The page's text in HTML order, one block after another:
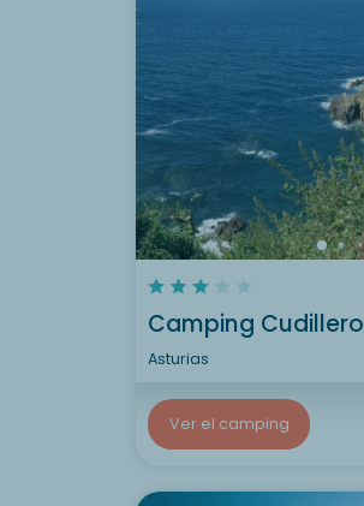
Camping Cudillero
Asturias
Ver el camping